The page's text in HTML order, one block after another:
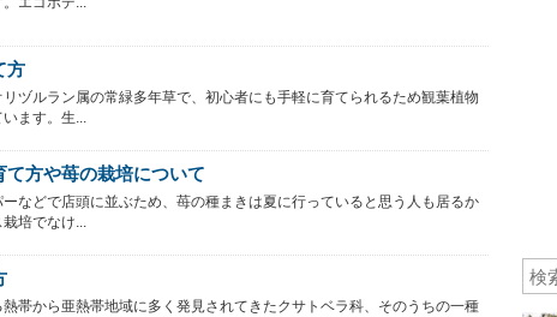
方
ヅルラン属の常緑多年草で、初心者にも手軽に育てられるため観葉植物
ます。生...
方や苺の栽培について
などで店頭に並ぶため、苺の種まきは夏に行っていると思う人も居るか
培でなけ...
帯から亜熱帯地域に多く発見されてきたクサトベラ科、そのうちの一種